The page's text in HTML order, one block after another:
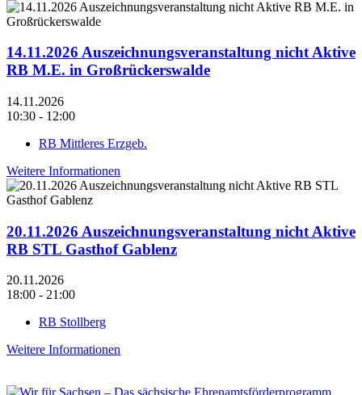
14.11.2026 Auszeichnungsveranstaltung nicht Aktive
RB M.E. in Großrückerswalde
14.11.2026
10:30 - 12:00
RB Mittleres Erzgeb.
Weitere Informationen
20.11.2026 Auszeichnungsveranstaltung nicht Aktive
RB STL Gasthof Gablenz
20.11.2026
18:00 - 21:00
RB Stollberg
Weitere Informationen